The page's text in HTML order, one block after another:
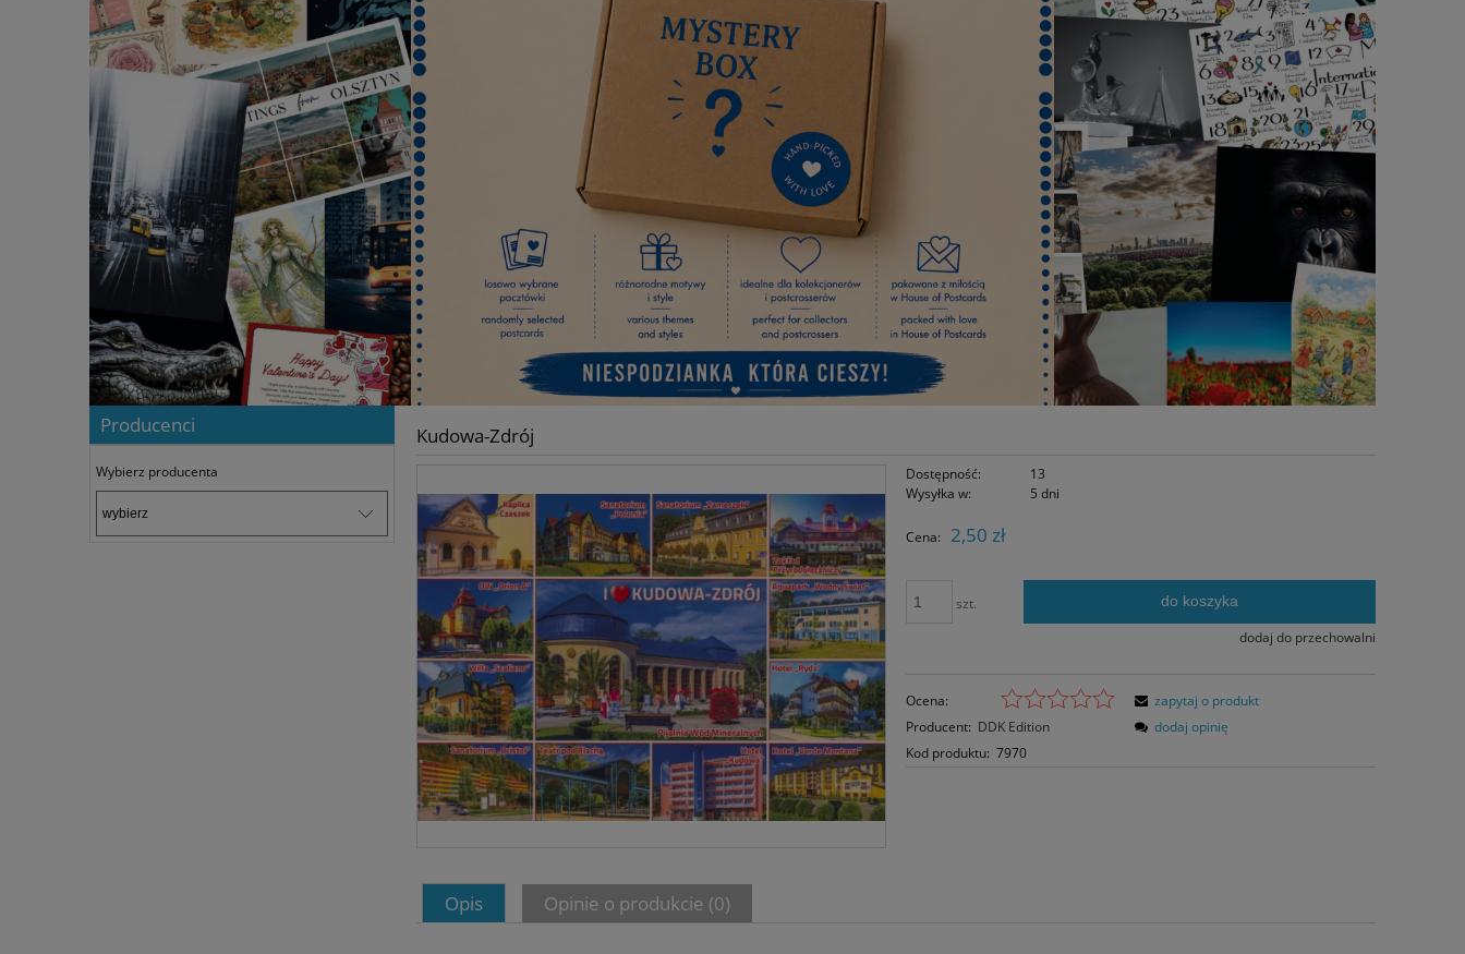
Producenci
Wybierz producenta
Kudowa-Zdrój
Dostępność:
13
Wysyłka w:
5 dni
Cena: 2,50 zł
szt. do koszyka
dodaj do przechowalni
Ocena:
Producent: DDK Edition
Kod produktu: 7970
zapytaj o produkt
dodaj opinię
Opis Opinie o produkcie (0)